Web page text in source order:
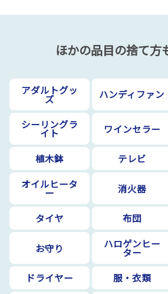
ほかの品目の捨て方
アダルトグッ
ズ ハンディファン
シーリングラ
イト ワインセラー
植木鉢 テレビ
オイルヒータ
ー 消火器
タイヤ 布団
お守り ハロゲンヒー
ター
ドライヤー 服・衣類